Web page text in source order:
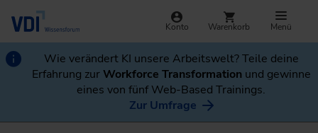
Konto Warenkorb Menü
Wie verändert KI unsere Arbeitswelt? Teile deine
Erfahrung zurWorkforce Transformation und gewinne
eines von fünf Web-Based Trainings.
Zur Umfrage